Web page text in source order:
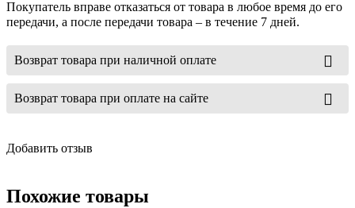
Покупатель вправе отказаться от товара в любое время до его
передачи, а после передачи товара – в течение 7 дней.
Возврат товара при наличной оплате
Возврат товара при оплате на сайте
Добавить отзыв
Похожие товары